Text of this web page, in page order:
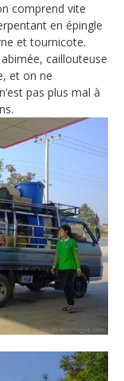
comprend vite
en épingle
et tournicote.
caillouteuse
et on ne
pas plus mal à